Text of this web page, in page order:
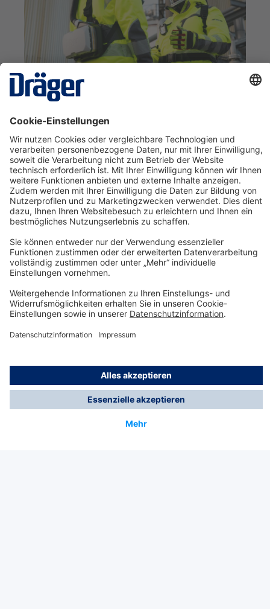
Welche Produkte finde ich in dieser
kurze Zeit mieten?
Miete
Worauf sollte ich bei der Auswahl achten?